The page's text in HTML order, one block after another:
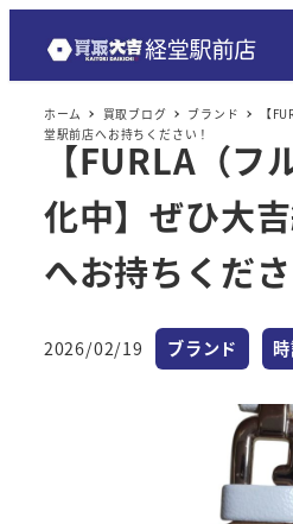
ホーム 買取ブログ ブランド
【
堂駅前店へお持ちください！
【FURLA（フ
化中】ぜひ大
へお持ちくださ
投稿日
2026/02/19 カテゴリー
ブランド カ